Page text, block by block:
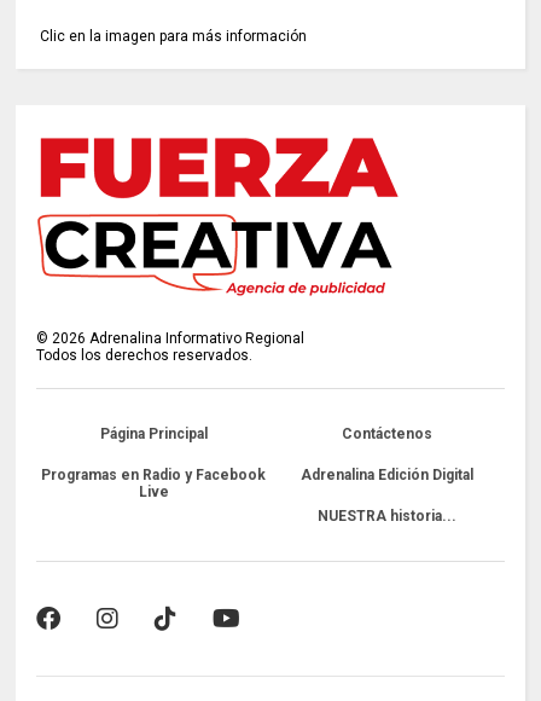
Clic en la imagen para más información
© 2026 Adrenalina Informativo Regional
Todos los derechos reservados.
Página Principal Contáctenos
Programas en Radio y Facebook
Live
Adrenalina Edición Digital
NUESTRA historia...